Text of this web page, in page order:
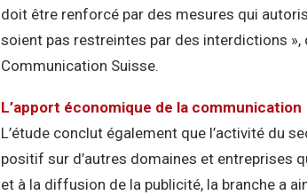
doit être renforcé par des mesures qui
soient pas restreintes par des interdictions »,
Communication Suisse.
L’apport économique de la communication
L’étude conclut également que l’activité du
positif sur d’autres domaines et entreprises
et à la diffusion de la publicité, la branche a